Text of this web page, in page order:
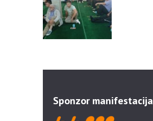
Sponzor manifestacija